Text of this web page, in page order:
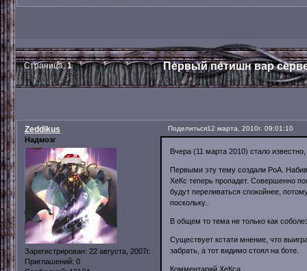
Первый петишн вар
Страница:1
Поделиться12 марта, 2010г. 09:01:10
Zeddikus
Надмозг
Зарегистрирован: 22 августа, 2007г.
Приглашений: 0
Вчера (11 марта 2010) стало
Первыми эту тему создали РоА.
ХеКс теперь пропадет. Совершенно
будут переливаться спокойнее,
поскольку..
В общем то тема не только как
Существует кстати мнение, что
забрать, а тот видимо стоял на боте.
Комментарий ХеКса